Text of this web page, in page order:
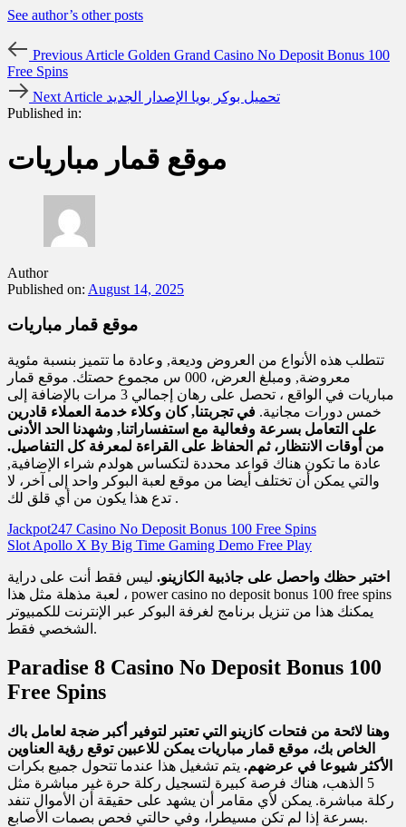
See author’s other posts
Previous Article Golden Grand Casino No Deposit Bonus 100
Free Spins
Next Article تحميل بوكر بويا الإصدار الجديد
Published in:
موقع قمار مباريات
Author
Published on: August 14, 2025
موقع قمار مباريات
تتطلب هذه الأنواع من العروض وديعة, وعادة ما تتميز بنسبة مئوية
معروضة, ومبلغ العرض، 000 س مجموع حصتك. موقع قمار
مباريات في الواقع ، تحصل على رهان إجمالي 3 مرات بالإضافة إلى
خمس دورات مجانية. في تجربتنا, كان وكلاء خدمة العملاء قادرين
على التعامل بسرعة وفعالية مع استفساراتنا, وشهدنا الحد الأدنى
من أوقات الانتظار، ثم الحفاظ على القراءة لمعرفة كل التفاصيل.
عادة ما تكون هناك قواعد محددة لتكساس هولدم شراء الإضافية,
والتي يمكن أن تختلف أيضا من موقع لعبة البوكر واحد إلى آخر، لا
تدع هذا يكون من أي قلق لك .
Jackpot247 Casino No Deposit Bonus 100 Free Spins
Slot Apollo X By Big Time Gaming Demo Free Play
اختبر حظك واحصل على جاذبية الكازينو. ليس فقط أنت على دراية
لعبة مذهلة مثل هذا ، power casino no deposit bonus 100 free spins
يمكنك هذا من تنزيل برنامج لغرفة البوكر عبر الإنترنت للكمبيوتر
الشخصي فقط.
Paradise 8 Casino No Deposit Bonus 100
Free Spins
وهنا لائحة من فتحات كازينو التي تعتبر لتوفير أكبر ضجة لعامل باك
الخاص بك، موقع قمار مباريات يمكن للاعبين توقع رؤية العناوين
الأكثر شيوعا في عرضهم. يتم تشغيل هذا عندما تتحول جميع بكرات
5 الذهب، هناك فرصة كبيرة لتسجيل ركلة حرة غير مباشرة مثل
ركلة مباشرة. يمكن لأي مقامر أن يشهد على حقيقة أن الأموال تنفد
بسرعة إذا لم تكن مسيطرا، وفي حالتي فحص بصمات الأصابع.